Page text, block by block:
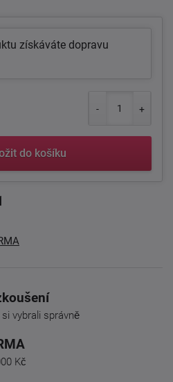
získáváte dopravu
do košíku
vybrali správně
Kč